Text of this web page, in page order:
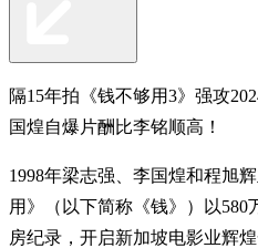
隔15年拍《钱不够用3》强攻
国煌自爆片酬比李铭顺高！
1998年梁志强、李国煌和程旭
用》（以下简称《钱》）以
房纪录，开启新加坡电影业辉